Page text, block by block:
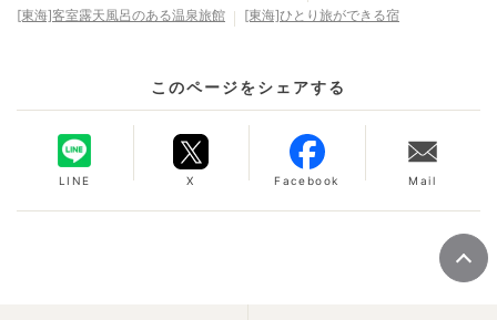
[東海]客室露天風呂のある温泉旅館
[東海]ひとり旅ができる宿
このページをシェアする
LINE X Facebook Mail